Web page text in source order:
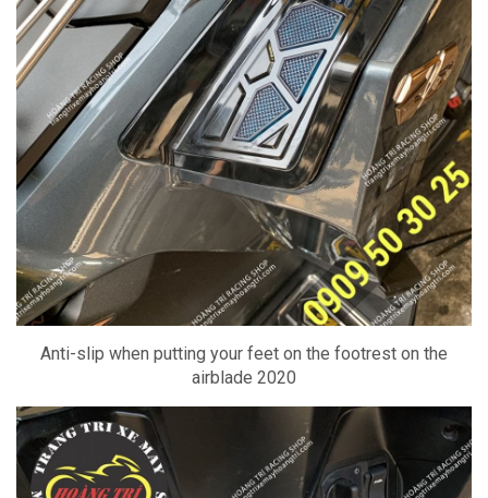
Anti-slip when putting your feet on the footrest on the
airblade 2020